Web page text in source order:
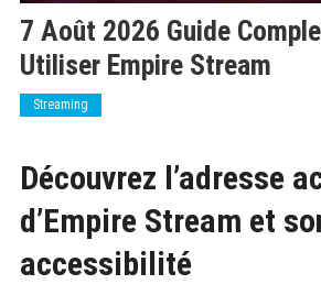
7 Août 2026 Guide
Utiliser Empire Stream
Streaming
Découvrez l’adresse
d’Empire Stream et
accessibilité